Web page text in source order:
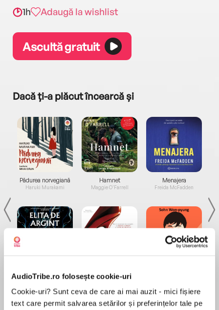
AudioTribe.ro folosește cookie-uri
Cookie-uri? Sunt ceva de care ai mai auzit - mici fișiere
text care permit salvarea setărilor și preferințelor tale pe
1h Adaugă la wishlist
Ascultă gratuit
Dacă ți-a plăcut încearcă și
Pădurea norvegiană
Haruki Murakami
de...
Dani Francis
Hamnet
Maggie O'Farrell
la...
Lauren Weisberger
Menajera
Freida McFadden